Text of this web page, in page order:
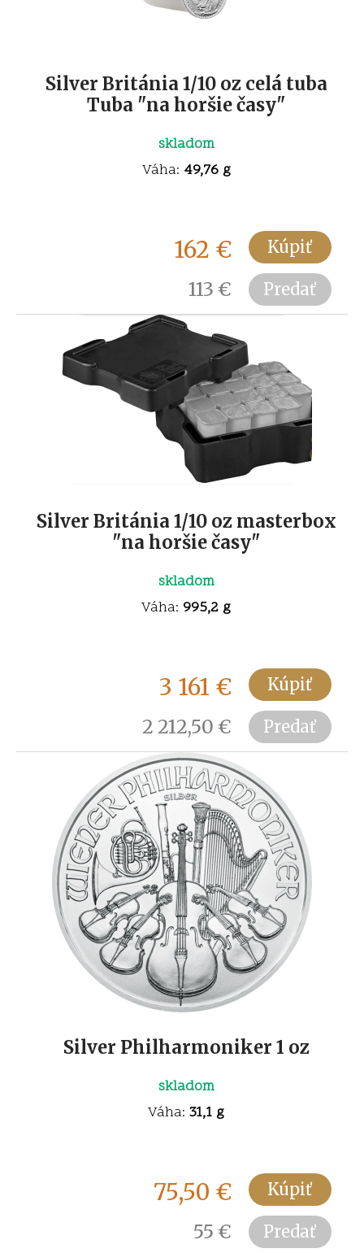
Silver Británia 1/10 oz celá tuba
Tuba "na horšie časy"
skladom
Váha: 49,76 g
162 €
113 €
Kúpiť
Predať
Silver Británia 1/10 oz masterbox
"na horšie časy"
skladom
Váha: 995,2 g
3 161 €
2 212,50 €
Kúpiť
Predať
Silver Philharmoniker 1 oz
skladom
Váha: 31,1 g
75,50 €
55 €
Kúpiť
Predať